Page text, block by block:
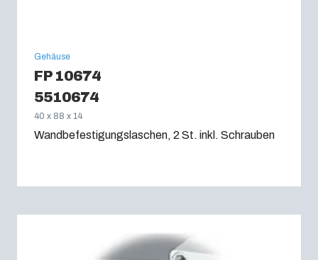
Gehäuse
FP 10674
5510674
40 x 88 x 14
Wandbefestigungslaschen, 2 St. inkl. Schrauben